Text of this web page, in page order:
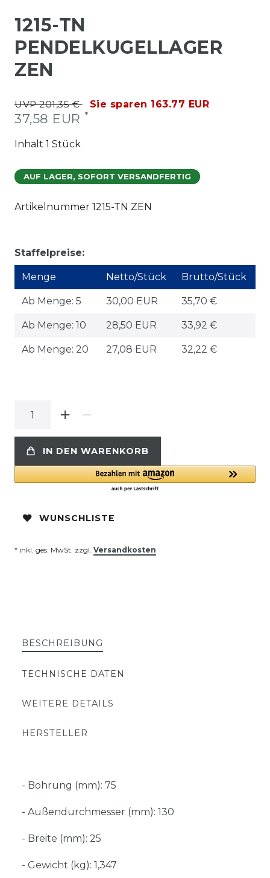
1215-TN
PENDELKUGELLAGER
ZEN
UVP 201,35 € Sie sparen 163.77 EUR
37,58 EUR *
Inhalt 1 Stück
AUF LAGER, SOFORT VERSANDFERTIG
Artikelnummer 1215-TN ZEN
Staffelpreise:
Menge Netto/Stück Brutto/Stück
Ab Menge: 5 30,00 EUR 35,70 €
Ab Menge: 10 28,50 EUR 33,92 €
Ab Menge: 20 27,08 EUR 32,22 €
IN DEN WARENKORB
WUNSCHLISTE
* inkl. ges. MwSt. zzgl. Versandkosten
BESCHREIBUNG
TECHNISCHE DATEN
WEITERE DETAILS
HERSTELLER
- Bohrung (mm): 75
- Außendurchmesser (mm): 130
- Breite (mm): 25
- Gewicht (kg): 1,347